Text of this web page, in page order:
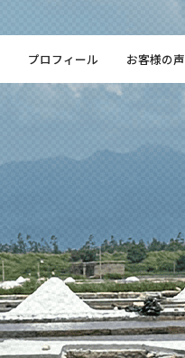
プロフィール お客様の声